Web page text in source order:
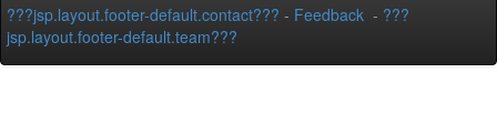
???jsp.layout.footer-default.contact??? - Feedback - ???
jsp.layout.footer-default.team???